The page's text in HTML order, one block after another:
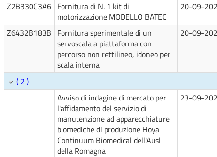
Z2B330C3A6 Fornitura di N. 1 kit di
motorizzazione MODELLO BATEC
20-09-
Z6432B183B Fornitura sperimentale di un
servoscala a piattaforma con
percorso non rettilineo, idoneo per
scala interna
20-09-
( 2 )
Avviso di indagine di mercato per
l'affidamento del servizio di
manutenzione ad apparecchiature
biomediche di produzione Hoya
Continuum Biomedical dell'Ausl
della Romagna
23-09-